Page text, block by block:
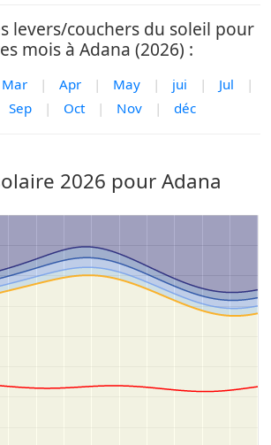
levers/couchers du soleil pour
mois à Adana (2026) :
Mar | Apr | May | jui | Jul
|
Sep | Oct | Nov | déc
2026 pour Adana